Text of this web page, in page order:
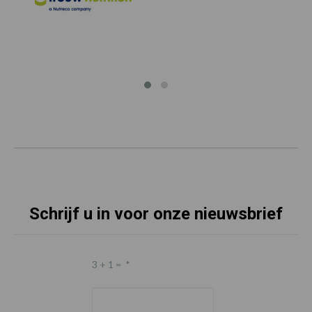
Schrijf u in voor onze nieuwsbrief
3 + 1 = *